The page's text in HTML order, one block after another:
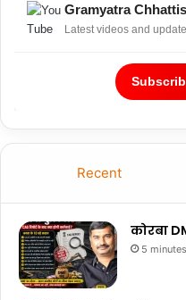
Gramyatra
Latest videos and
Recent
कोरबा
5